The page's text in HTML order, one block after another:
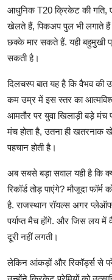
आधुनिक T20 क्रिकेट की गति,
खेलते हैं, पिकअप पुल भी लगाते हैं
छक्के मार सकते हैं. यही बहुमुखी
सकती है।
दिलचस्प बात यह है कि वैभव की
कम उम्र में इस स्तर का
आमतौर पर युवा खिलाड़ी बड़े
मंच होता है, उतना ही खतरनाक
पहचान होती है।
अब सबसे बड़ा सवाल यही है कि
रिकॉर्ड तोड़ पाएंगे? मौजूदा
है. राजस्थान रॉयल्स अगर
पर्याप्त मैच होंगे. और जिस लय में
दूरी नहीं लगती।
लेकिन आंकड़ों और रिकॉर्ड्स से